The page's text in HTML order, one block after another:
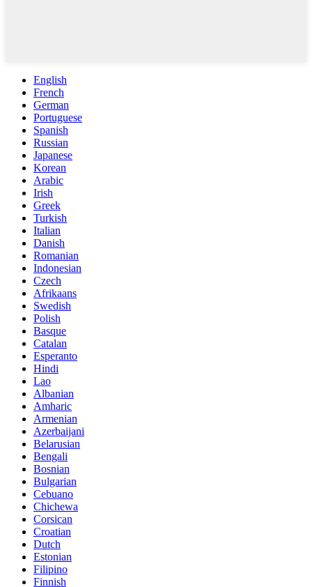
English
French
German
Portuguese
Spanish
Russian
Japanese
Korean
Arabic
Irish
Greek
Turkish
Italian
Danish
Romanian
Indonesian
Czech
Afrikaans
Swedish
Polish
Basque
Catalan
Esperanto
Hindi
Lao
Albanian
Amharic
Armenian
Azerbaijani
Belarusian
Bengali
Bosnian
Bulgarian
Cebuano
Chichewa
Corsican
Croatian
Dutch
Estonian
Filipino
Finnish